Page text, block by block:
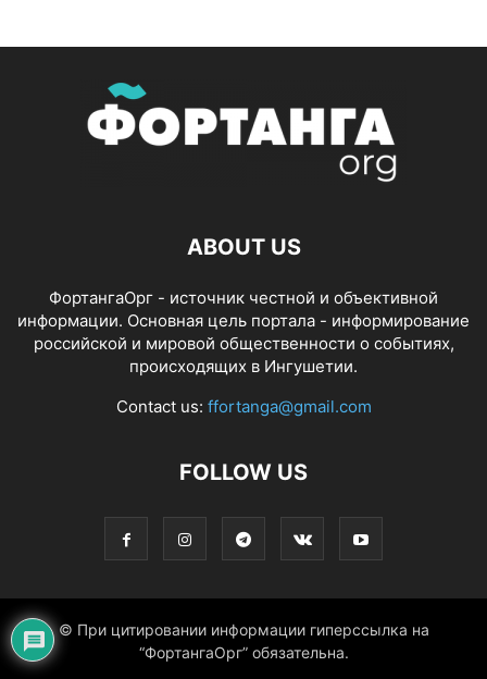
ABOUT US
ФортангаОрг - источник честной и объективной
информации. Основная цель портала - информирование
российской и мировой общественности о событиях,
происходящих в Ингушетии.
Contact us: ffortanga@gmail.com
FOLLOW US
© При цитировании информации гиперссылка на
“ФортангаОрг” обязательна.